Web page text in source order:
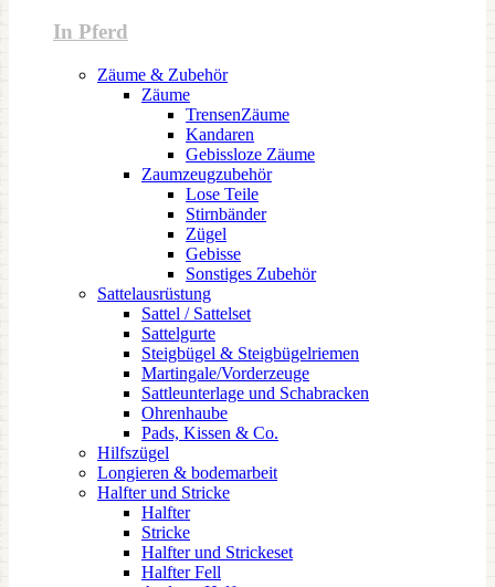
In Pferd
Zäume & Zubehör
Zäume
TrensenZäume
Kandaren
Gebissloze Zäume
Zaumzeugzubehör
Lose Teile
Stirnbänder
Zügel
Gebisse
Sonstiges Zubehör
Sattelausrüstung
Sattel / Sattelset
Sattelgurte
Steigbügel & Steigbügelriemen
Martingale/Vorderzeuge
Sattleunterlage und Schabracken
Ohrenhaube
Pads, Kissen & Co.
Hilfszügel
Longieren & bodemarbeit
Halfter und Stricke
Halfter
Stricke
Halfter und Strickeset
Halfter Fell